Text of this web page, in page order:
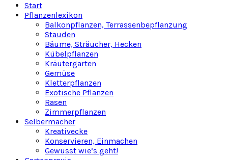
Start
Pflanzenlexikon
Balkonpflanzen, Terrassenbepflanzung
Stauden
Bäume, Sträucher, Hecken
Kübelpflanzen
Kräutergarten
Gemüse
Kletterpflanzen
Exotische Pflanzen
Rasen
Zimmerpflanzen
Selbermacher
Kreativecke
Konservieren, Einmachen
Gewusst wie’s geht!